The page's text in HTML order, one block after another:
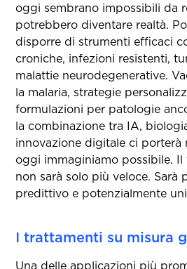
oggi sembrano impossibili da
potrebbero diventare realtà.
disporre di strumenti efficaci
croniche, infezioni resistenti,
malattie neurodegenerative.
la malaria, strategie
formulazioni per patologie
la combinazione tra IA,
innovazione digitale ci porterà
oggi immaginiamo possibile.
non sarà solo più veloce. Sarà
predittivo e potenzialmente
I trattamenti su misura
Una delle applicazioni più